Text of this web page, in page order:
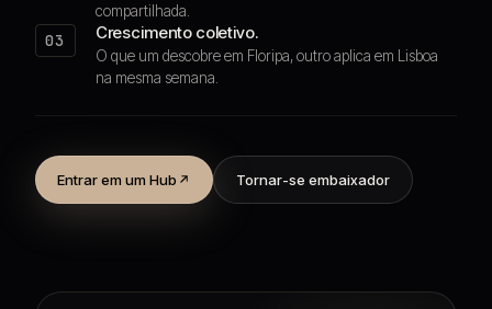
compartilhada.
03 Crescimento coletivo.
O que um descobre em Floripa, outro aplica em Lisboa
na mesma semana.
Entrar em um Hub Tornar-se embaixador